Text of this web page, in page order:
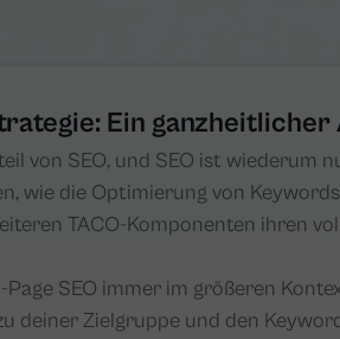
Ein ganzheitlicher
von SEO, und SEO ist wiederum
wie die Optimierung von
TACO-Komponenten ihren
Page SEO immer im größeren
deiner Zielgruppe und den